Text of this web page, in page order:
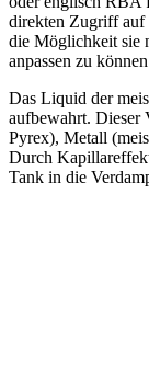
direkten Zugriff auf
die Möglichkeit sie
anpassen zu
Das Liquid der
aufbewahrt. Dieser
Pyrex), Metall
Durch
Tank in die